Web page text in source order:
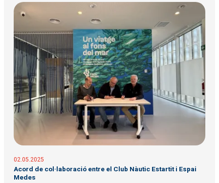
02.05.2025
Acord de col·laboració entre el Club Nàutic Estartit i Espai
Medes